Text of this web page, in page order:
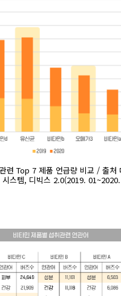
련 Top 7 제품 언급량 비교 / 출처
시스템, 디빅스 2.0(2019.